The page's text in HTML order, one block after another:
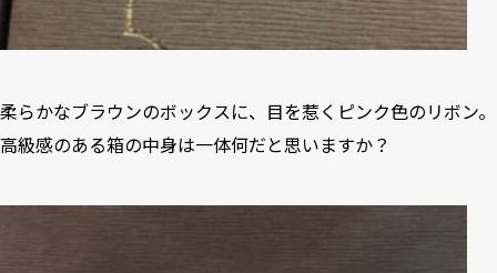
柔らかなブラウンのボックスに、目を惹くピンク色のリボン。
高級感のある箱の中身は一体何だと思いますか？